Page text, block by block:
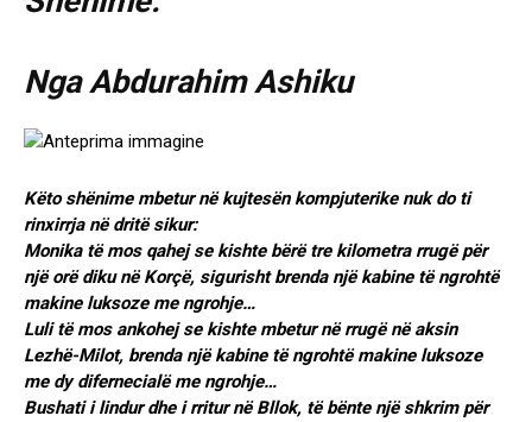
Nga Abdurahim Ashiku
Këto shënime mbetur në kujtesën kompjuterike nuk do ti
rinxirrja në dritë sikur:
Monika të mos qahej se kishte bërë tre kilometra rrugë për
një orë diku në Korçë, sigurisht brenda një kabine të ngrohtë
makine luksoze me ngrohje…
Luli të mos ankohej se kishte mbetur në rrugë në aksin
Lezhë-Milot, brenda një kabine të ngrohtë makine luksoze
me dy difernecialë me ngrohje…
Bushati i lindur dhe i rritur në Bllok, të bënte një shkrim për